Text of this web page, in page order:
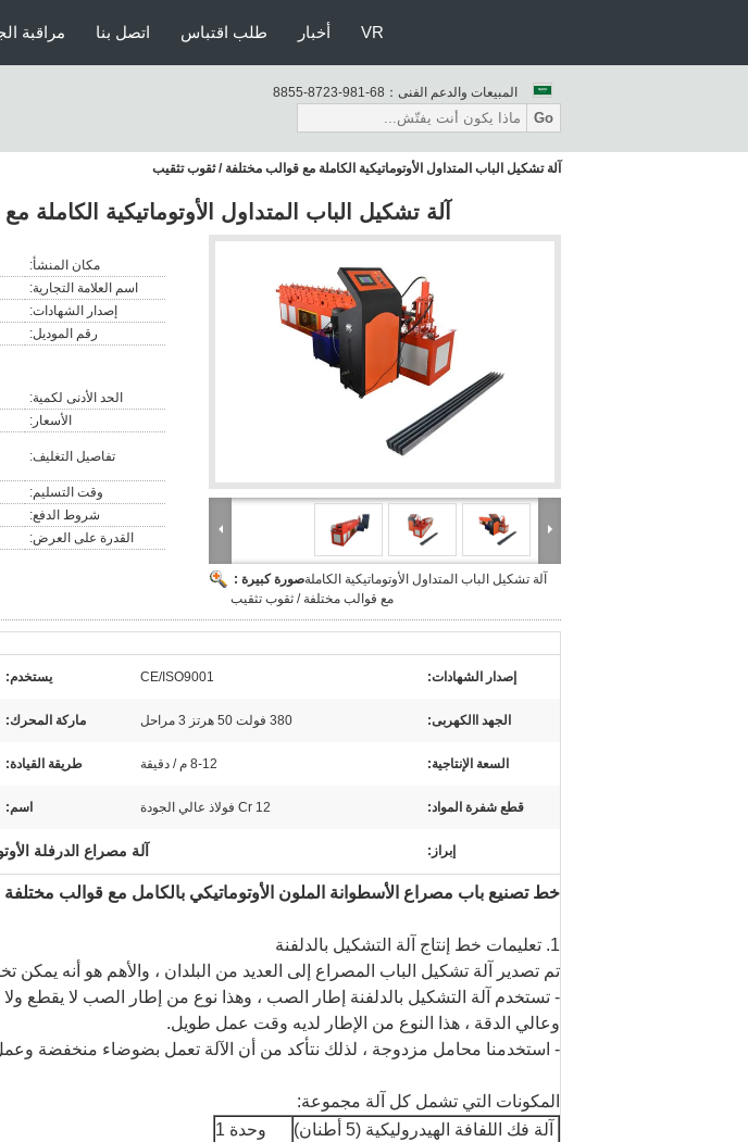
مراقبة اتصل بنا طلب اقتباس أخبار VR
المبيعات والدعم الفنى： 86-189-3278-5588
Go
آلة تشكيل الباب المتداول الأوتوماتيكية الكاملة مع قوالب مختلفة / ثقوب تثقيب
آلة تشكيل الباب المتداول الأوتوماتيكية
صورة كبيرة :آلة تشكيل الباب المتداول الأوتوماتيكية الكاملة
مع قوالب مختلفة / ثقوب تثقيب
مكان المنشأ:
اسم العلامة التجارية:
إصدار الشهادات:
رقم الموديل:
الحد الأدنى لكمية:
الأسعار:
تفاصيل التغليف:
وقت التسليم:
شروط الدفع:
القدرة على العرض:
إصدار الشهادات: CE/ISO9001 يستخدم:
الجهد االكهربى: 380 فولت 50 هرتز 3 مراحل ماركة المحرك:
السعة الإنتاجية: 8-12 م / دقيقة طريقة القيادة:
قطع شفرة المواد: 12 Cr فولاذ عالي الجودة اسم:
إبراز: آلة مصراع الدرفلة
خط تصنيع باب مصراع الأسطوانة الملون الأوتوماتيكي بالكامل مع قوالب
1. تعليمات خط إنتاج آلة التشكيل بالدلفنة
تم تصدير آلة تشكيل الباب المصراع إلى العديد من البلدان ، والأهم هو أنه
- تستخدم آلة التشكيل بالدلفنة إطار الصب ، وهذا نوع من إطار الصب لا يقطع ولا
وعالي الدقة ، هذا النوع من الإطار لديه وقت عمل طويل.
- استخدمنا محامل مزدوجة ، لذلك نتأكد من أن الآلة تعمل بضوضاء منخفضة وعمل
المكونات التي تشمل كل آلة مجموعة:
آلة فك اللفافة الهيدروليكية (5 أطنان)
وحدة 1